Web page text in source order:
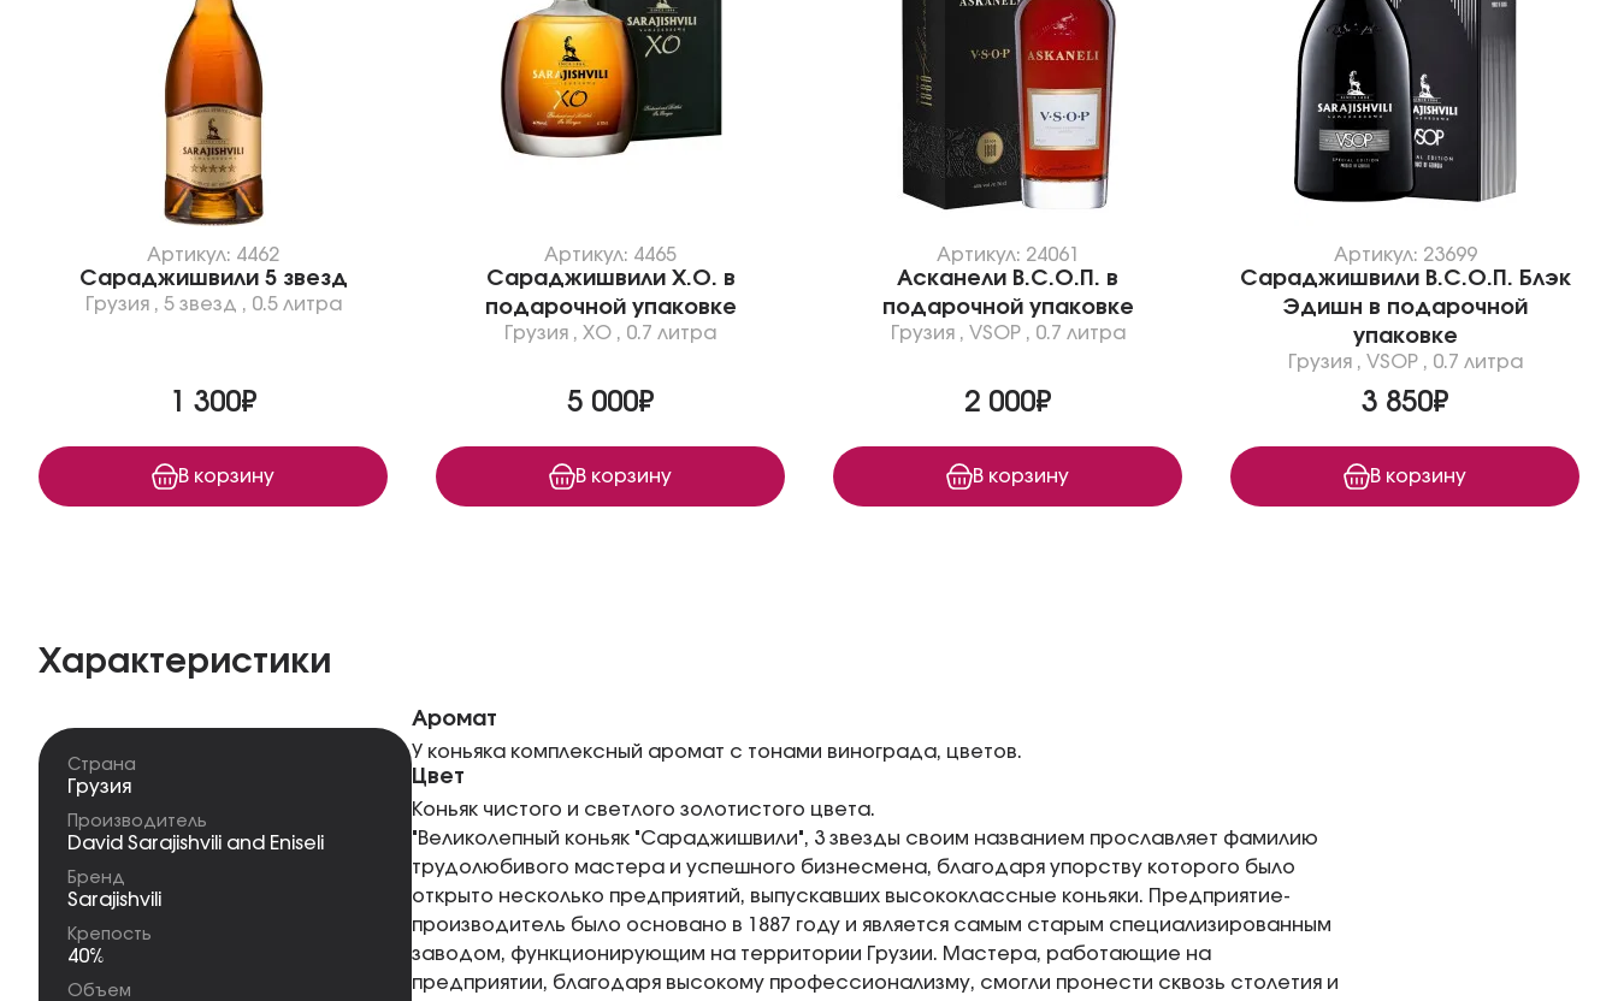
Артикул: 4462
Сараджишвили 5 звезд
Грузия, 5 звезд , 0.5 литра
1 300₽
В корзину
Артикул: 4465
Сараджишвили X.O. в
подарочной упаковке
Грузия , XO , 0.7 литра
5 000₽
В корзину
Артикул: 24061
Асканели В.С.О.П. в
подарочной упаковке
Грузия, VSOP, 0.7 литра
2 000₽
В корзину
Артикул: 23699
Сараджишвили В.С.О.П. Блэк
Эдишн в подарочной
упаковке
Грузия, VSOP, 0.7 литра
3 850₽
В корзину
Характеристики
Страна
Грузия
Производитель
David Sarajishvili and Eniseli
Бренд
Sarajishvili
Крепость
40%
Объем
Аромат
У коньяка комплексный аромат с тонами винограда, цветов.
Цвет
Коньяк чистого и светлого золотистого цвета.
"Великолепный коньяк "Сараджишвили", 3 звезды своим названием прославляет фамилию
трудолюбивого мастера и успешного бизнесмена, благодаря упорству которого было
открыто несколько предприятий, выпускавших высококлассные коньяки. Предприятие-
производитель было основано в 1887 году и является самым старым специализированным
заводом, функционирующим на территории Грузии. Мастера, работающие на
предприятии, благодаря высокому профессионализму, смогли пронести сквозь столетия и